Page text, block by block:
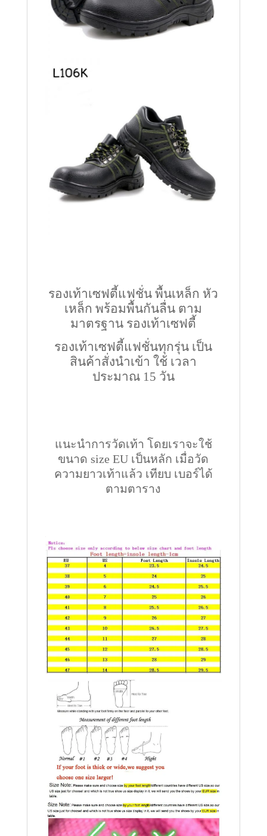
รองเท้าเซฟตี้แฟชั่น พื้นเหล็ก หัว
เหล็ก พร้อมพื้นกันลื่น ตาม
มาตรฐาน รองเท้าเซฟตี้
รองเท้าเซฟตี้แฟชั่นทุกรุ่น เป็น
สินค้าสั่งนำเข้า ใช้ เวลา
ประมาณ 15 วัน
แนะนำการวัดเท้า โดยเราจะใช้
ขนาด size EU เป็นหลัก เมื่อวัด
ความยาวเท้าแล้ว เทียบ เบอร์ได้
ตามตาราง